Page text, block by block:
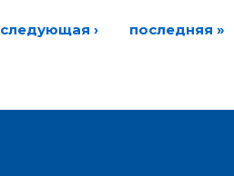
следующая › последняя »